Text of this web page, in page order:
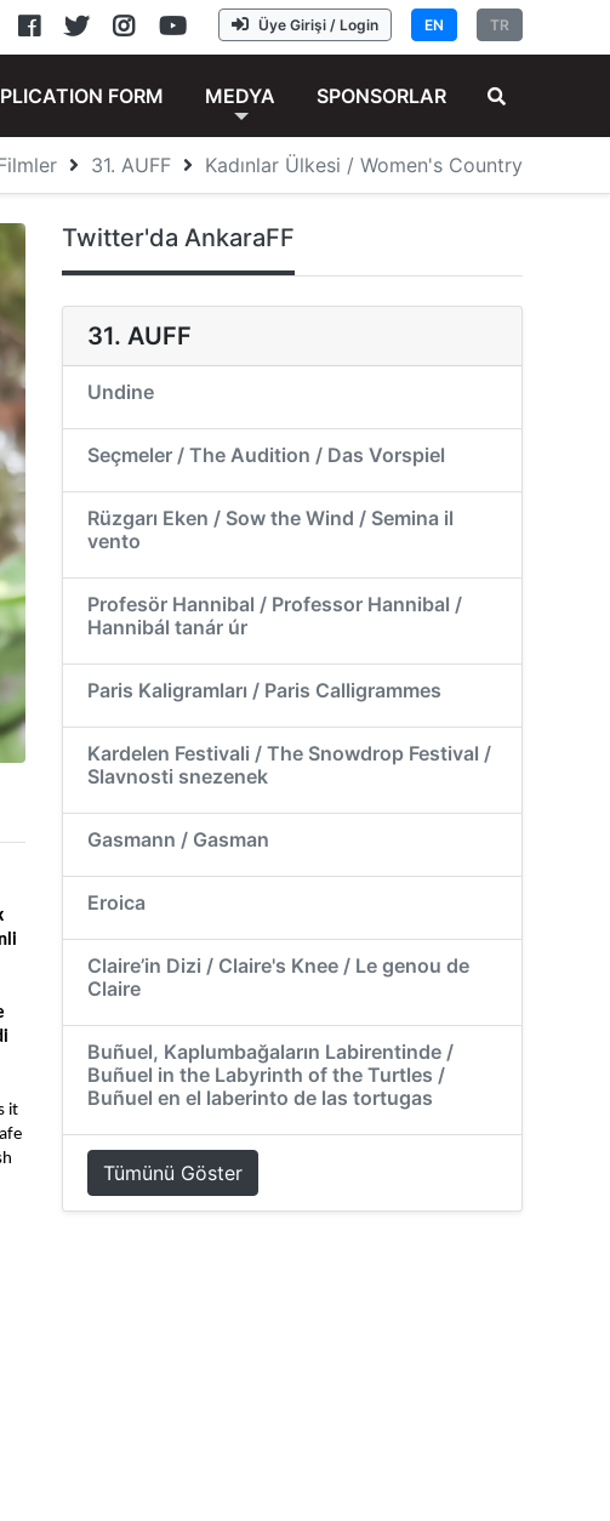
TR
EN
Üye Girişi / Login
FORM MEDYA SPONSORLAR
31. AUFF Kadınlar Ülkesi / Women's Country
it
Twitter'da AnkaraFF
31. AUFF
Undine
Seçmeler / The Audition / Das Vorspiel
Rüzgarı Eken / Sow the Wind / Semina il
vento
Profesör Hannibal / Professor Hannibal /
Hannibál tanár úr
Paris Kaligramları / Paris Calligrammes
Kardelen Festivali / The Snowdrop Festival /
Slavnosti snezenek
Gasmann / Gasman
Eroica
Claire’in Dizi / Claire's Knee / Le genou de
Claire
Buñuel, Kaplumbağaların Labirentinde /
Buñuel in the Labyrinth of the Turtles /
Buñuel en el laberinto de las tortugas
Tümünü Göster